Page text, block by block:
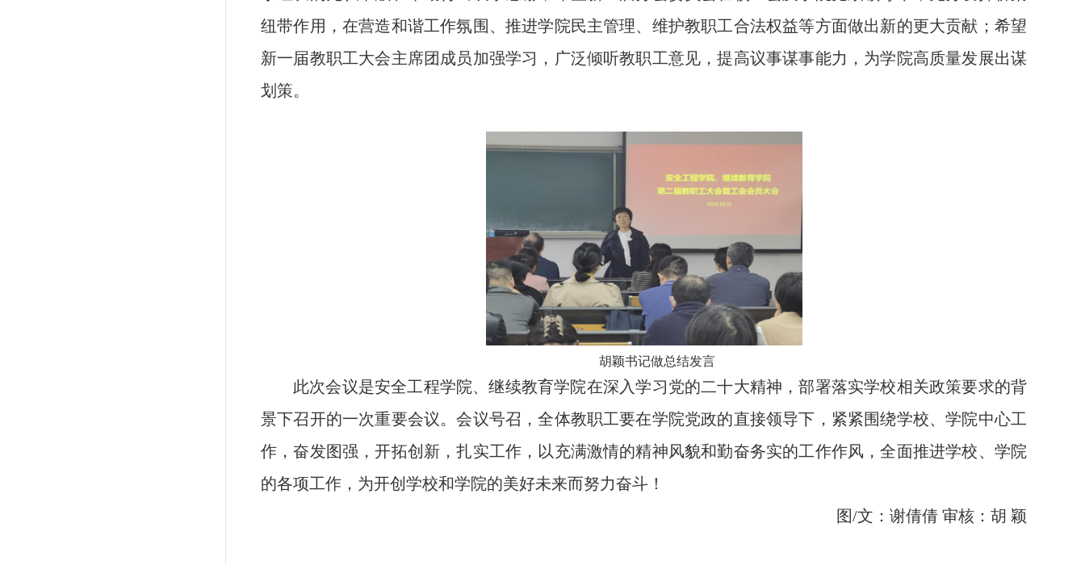
纽带作用，在营造和谐工作氛围、推进学院民主管理、维护教职工合法权益等方面做出新的更大贡献；希望
新一届教职工大会主席团成员加强学习，广泛倾听教职工意见，提高议事谋事能力，为学院高质量发展出谋
划策。
胡颖书记做总结发言
此次会议是安全工程学院、继续教育学院在深入学习党的二十大精神，部署落实学校相关政策要求的背
景下召开的一次重要会议。会议号召，全体教职工要在学院党政的直接领导下，紧紧围绕学校、学院中心工
作，奋发图强，开拓创新，扎实工作，以充满激情的精神风貌和勤奋务实的工作作风，全面推进学校、学院
的各项工作，为开创学校和学院的美好未来而努力奋斗！
图/文：谢倩倩 审核：胡 颖